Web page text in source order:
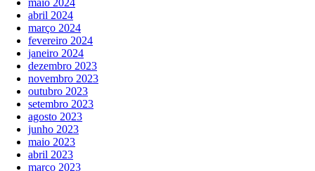
abril 2024
março 2024
fevereiro 2024
janeiro 2024
dezembro 2023
novembro 2023
outubro 2023
setembro 2023
agosto 2023
junho 2023
maio 2023
abril 2023
março 2023